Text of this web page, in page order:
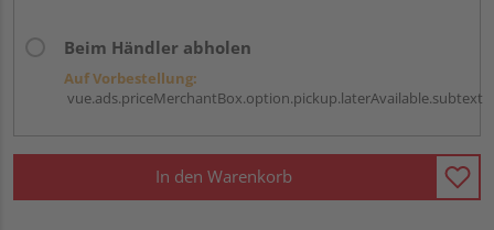
Beim Händler abholen
Auf Vorbestellung:
vue.ads.priceMerchantBox.option.pickup.laterAvailable.subtext
In den Warenkorb